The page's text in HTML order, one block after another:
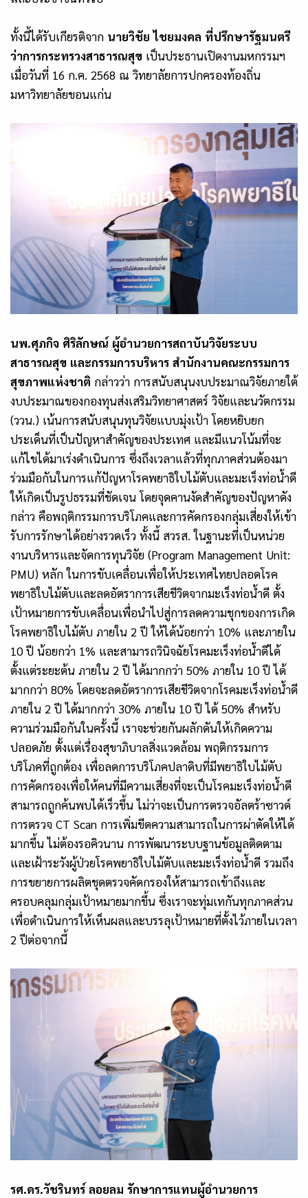
ทั้งนี้ได้รับเกียรติจาก นายวิชัย ไชยมงคล ที่ปรึกษารัฐมนตรี
ว่าการกระทรวงสาธารณสุข เป็นประธานเปิดงานมหกรรมฯ
เมื่อวันที่ 16 ก.ค. 2568 ณ วิทยาลัยการปกครองท้องถิ่น
มหาวิทยาลัยขอนแก่น
นพ.ศุภกิจ ศิริลักษณ์ ผู้อำนวยการสถาบันวิจัยระบบ
สาธารณสุข และกรรมการบริหาร สำนักงานคณะกรรมการ
สุขภาพแห่งชาติ กล่าวว่า การสนับสนุนงบประมาณวิจัยภายใต้
งบประมาณของกองทุนส่งเสริมวิทยาศาสตร์ วิจัยและนวัตกรรม
(ววน.) เน้นการสนับสนุนทุนวิจัยแบบมุ่งเป้า โดยหยิบยก
ประเด็นที่เป็นปัญหาสำคัญของประเทศ และมีแนวโน้มที่จะ
แก้ไขได้มาเร่งดำเนินการ ซึ่งถึงเวลาแล้วที่ทุกภาคส่วนต้องมา
ร่วมมือกันในการแก้ปัญหาโรคพยาธิใบไม้ตับและมะเร็งท่อน้ำดี
ให้เกิดเป็นรูปธรรมที่ชัดเจน โดยจุดคานงัดสำคัญของปัญหาดัง
กล่าว คือพฤติกรรมการบริโภคและการคัดกรองกลุ่มเสี่ยงให้เข้า
รับการรักษาได้อย่างรวดเร็ว ทั้งนี้ สวรส. ในฐานะที่เป็นหน่วย
งานบริหารและจัดการทุนวิจัย (Program Management Unit:
PMU) หลัก ในการขับเคลื่อนเพื่อให้ประเทศไทยปลอดโรค
พยาธิใบไม้ตับและลดอัตราการเสียชีวิตจากมะเร็งท่อน้ำดี ตั้ง
เป้าหมายการขับเคลื่อนเพื่อนำไปสู่การลดความชุกของการเกิด
โรคพยาธิใบไม้ตับ ภายใน 2 ปี ให้ได้น้อยกว่า 10% และภายใน
10 ปี น้อยกว่า 1% และสามารถวินิจฉัยโรคมะเร็งท่อน้ำดีได้
ตั้งแต่ระยะต้น ภายใน 2 ปี ได้มากกว่า 50% ภายใน 10 ปี ได้
มากกว่า 80% โดยจะลดอัตราการเสียชีวิตจากโรคมะเร็งท่อน้ำดี
ภายใน 2 ปี ได้มากกว่า 30% ภายใน 10 ปี ได้ 50% สำหรับ
ความร่วมมือกันในครั้งนี้ เราจะช่วยกันผลักดันให้เกิดความ
ปลอดภัย ตั้งแต่เรื่องสุขาภิบาลสิ่งแวดล้อม พฤติกรรมการ
บริโภคที่ถูกต้อง เพื่อลดการบริโภคปลาดิบที่มีพยาธิใบไม้ตับ
การคัดกรองเพื่อให้คนที่มีความเสี่ยงที่จะเป็นโรคมะเร็งท่อน้ำดี
สามารถถูกค้นพบได้เร็วขึ้น ไม่ว่าจะเป็นการตรวจอัลตร้าซาวด์
การตรวจ CT Scan การเพิ่มขีดความสามารถในการผ่าตัดให้ได้
มากขึ้น ไม่ต้องรอคิวนาน การพัฒนาระบบฐานข้อมูลติดตาม
และเฝ้าระวังผู้ป่วยโรคพยาธิใบไม้ตับและมะเร็งท่อน้ำดี รวมถึง
การขยายการผลิตชุดตรวจคัดกรองให้สามารถเข้าถึงและ
ครอบคลุมกลุ่มเป้าหมายมากขึ้น ซึ่งเราจะทุ่มเทกันทุกภาคส่วน
เพื่อดำเนินการให้เห็นผลและบรรลุเป้าหมายที่ตั้งไว้ภายในเวลา
2 ปีต่อจากนี้
รศ.ดร.วัชรินทร์ ลอยลม รักษาการแทนผู้อำนวยการ